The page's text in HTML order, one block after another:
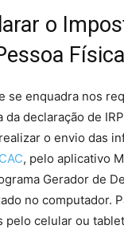
o
se enquadra nos
da declaração de
o envio das
, pelo aplicativo
Gerador de
no computador.
pelo celular ou